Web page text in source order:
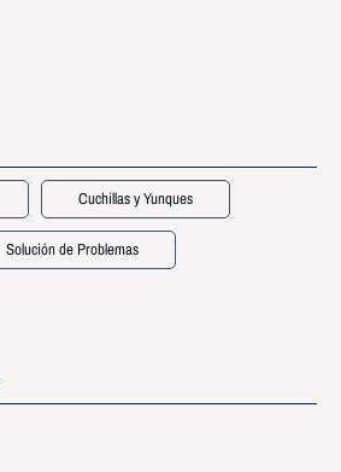
Cuchillas y Yunques
Solución de Problemas